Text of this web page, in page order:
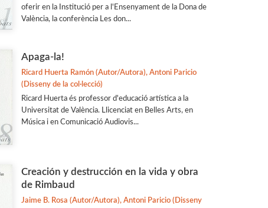
oferir en la Institució per a l'Ensenyament de la Dona de
València, la conferència Les don...
Apaga-la!
Ricard Huerta Ramón (Autor/Autora), Antoni Paricio
(Disseny de la col·lecció)
Ricard Huerta és professor d'educació artística a la
Universitat de València. Llicenciat en Belles Arts, en
Música i en Comunicació Audiovis...
Creación y destrucción en la vida y obra
de Rimbaud
Jaime B. Rosa (Autor/Autora), Antoni Paricio (Disseny